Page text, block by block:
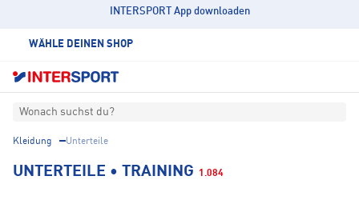
INTERSPORT App downloaden
WÄHLE DEINEN SHOP
Wonach suchst du?
Kleidung Unterteile
UNTERTEILE • TRAINING 1.084